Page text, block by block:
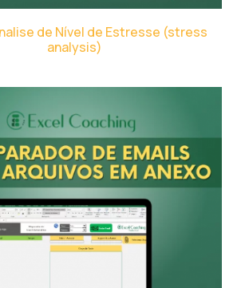
de Nível de Estresse (stress
analysis)